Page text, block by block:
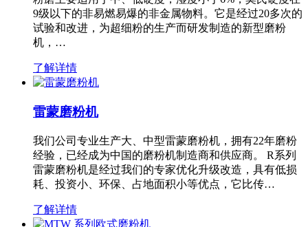
9级以下的非易燃易爆的非金属物料。它是经过20多次的
试验和改进，为超细粉的生产而研发制造的新型磨粉
机，…
了解详情
雷蒙磨粉机
我们公司专业生产大、中型雷蒙磨粉机，拥有22年磨粉
经验，已经成为中国的磨粉机制造商和供应商。 R系列
雷蒙磨粉机是经过我们的专家优化升级改造，具有低损
耗、投资小、环保、占地面积小等优点，它比传…
了解详情